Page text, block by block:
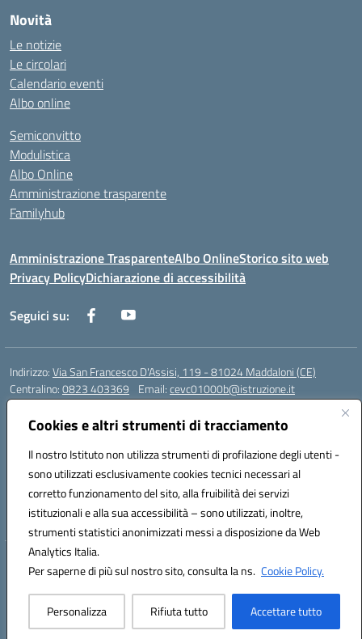
Cookies e altri strumenti di tracciamento
Il nostro Istituto non utilizza strumenti di profilazione degli utenti -
sono utilizzati esclusivamente cookies tecnici necessari al
corretto funzionamento del sito, alla fruibilità dei servizi
istituzionali e alla sua accessibilità – sono utilizzati, inoltre,
strumenti statistici anonimizzati messi a disposizione da Web
Analytics Italia.
Per saperne di più sul nostro sito, consulta la ns. Cookie Policy.
Personalizza Rifiuta tutto Accettare tutto
Novità
Le notizie
Le circolari
Calendario eventi
Albo online
Semiconvitto
Modulistica
Albo Online
Amministrazione trasparente
Familyhub
Amministrazione TrasparenteAlbo OnlineStorico sito web
Privacy PolicyDichiarazione di accessibilità
Seguici su:
Indirizzo:Via San Francesco D'Assisi, 119 - 81024 Maddaloni (CE)
Centralino:0823 403369 Email:cevc01000b@istruzione.it
Posta elettronica certificata (PEC):
Codice fiscale: 80004990612 (Convitto) - 93044680614 (Scuole
Annesse)
Codice meccanografico:CEVC01000B
Codice Indice delle Pubbliche Amministrazioni (IPA): istsc_cevc01000b
Codice unico di fatturazione (CUF): ZUT1RT
Hosting & Powered by 3D Solution S.r.l.
Concept & Design by Designers Italia